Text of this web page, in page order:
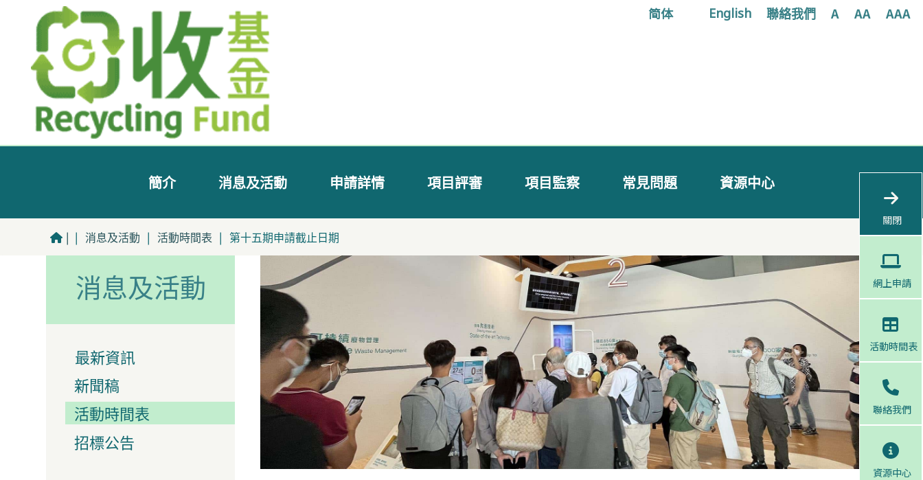
简体 English 聯絡我們 A AA AAA
簡介 消息及活動 申請詳情 項目評審 項目監察 常見問題 資源中心
關閉
網上申請
活動時間表
聯絡我們
資源中心
| | 消息及活動 | 活動時間表 | 第十五期申請截止日期
消息及活動
最新資訊
新聞稿
活動時間表
招標公告